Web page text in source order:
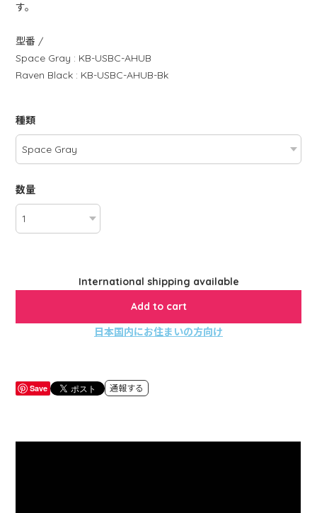
す。
型番 /
Space Gray : KB-USBC-AHUB
Raven Black : KB-USBC-AHUB-Bk
種類
数量
International shipping available
Add to cart
日本国内にお住まいの方向け
Save 通報する